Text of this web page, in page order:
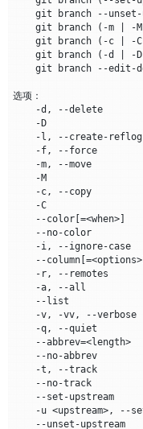
git branch --
    git branch
( -m -M
    git branch
( -c -C
    git branch
( -d -D
git branch --edit-
-d,
-l, --
-
-
-
    --color
[=<when>]
--
-i,
    --column
[=<options>]
-r,
-
-v, -
-
    --abbrev
=
--
-
--
--
-u <upstream>, --
--